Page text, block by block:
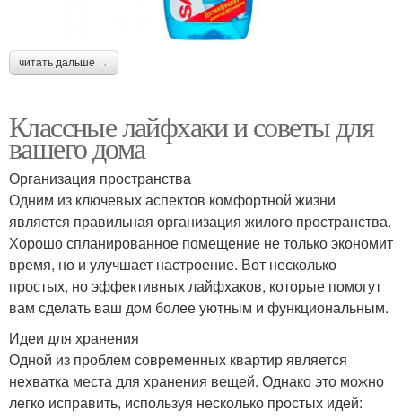
читать дальше →
Классные лайфхаки и советы для
вашего дома
Организация пространства
Одним из ключевых аспектов комфортной жизни
является правильная организация жилого пространства.
Хорошо спланированное помещение не только экономит
время, но и улучшает настроение. Вот несколько
простых, но эффективных лайфхаков, которые помогут
вам сделать ваш дом более уютным и функциональным.
Идеи для хранения
Одной из проблем современных квартир является
нехватка места для хранения вещей. Однако это можно
легко исправить, используя несколько простых идей: